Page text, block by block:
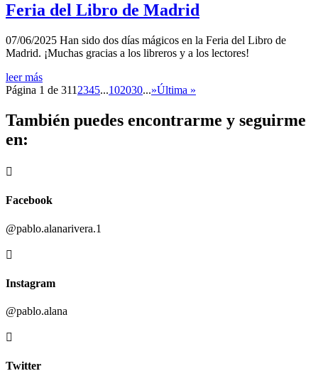
Feria del Libro de Madrid
07/06/2025 Han sido dos días mágicos en la Feria del Libro de
Madrid. ¡Muchas gracias a los libreros y a los lectores!
leer más
Página 1 de 311 2345...102030...»Última »
También puedes encontrarme y seguirme
en:

Facebook
@pablo.alanarivera.1

Instagram
@pablo.alana

Twitter